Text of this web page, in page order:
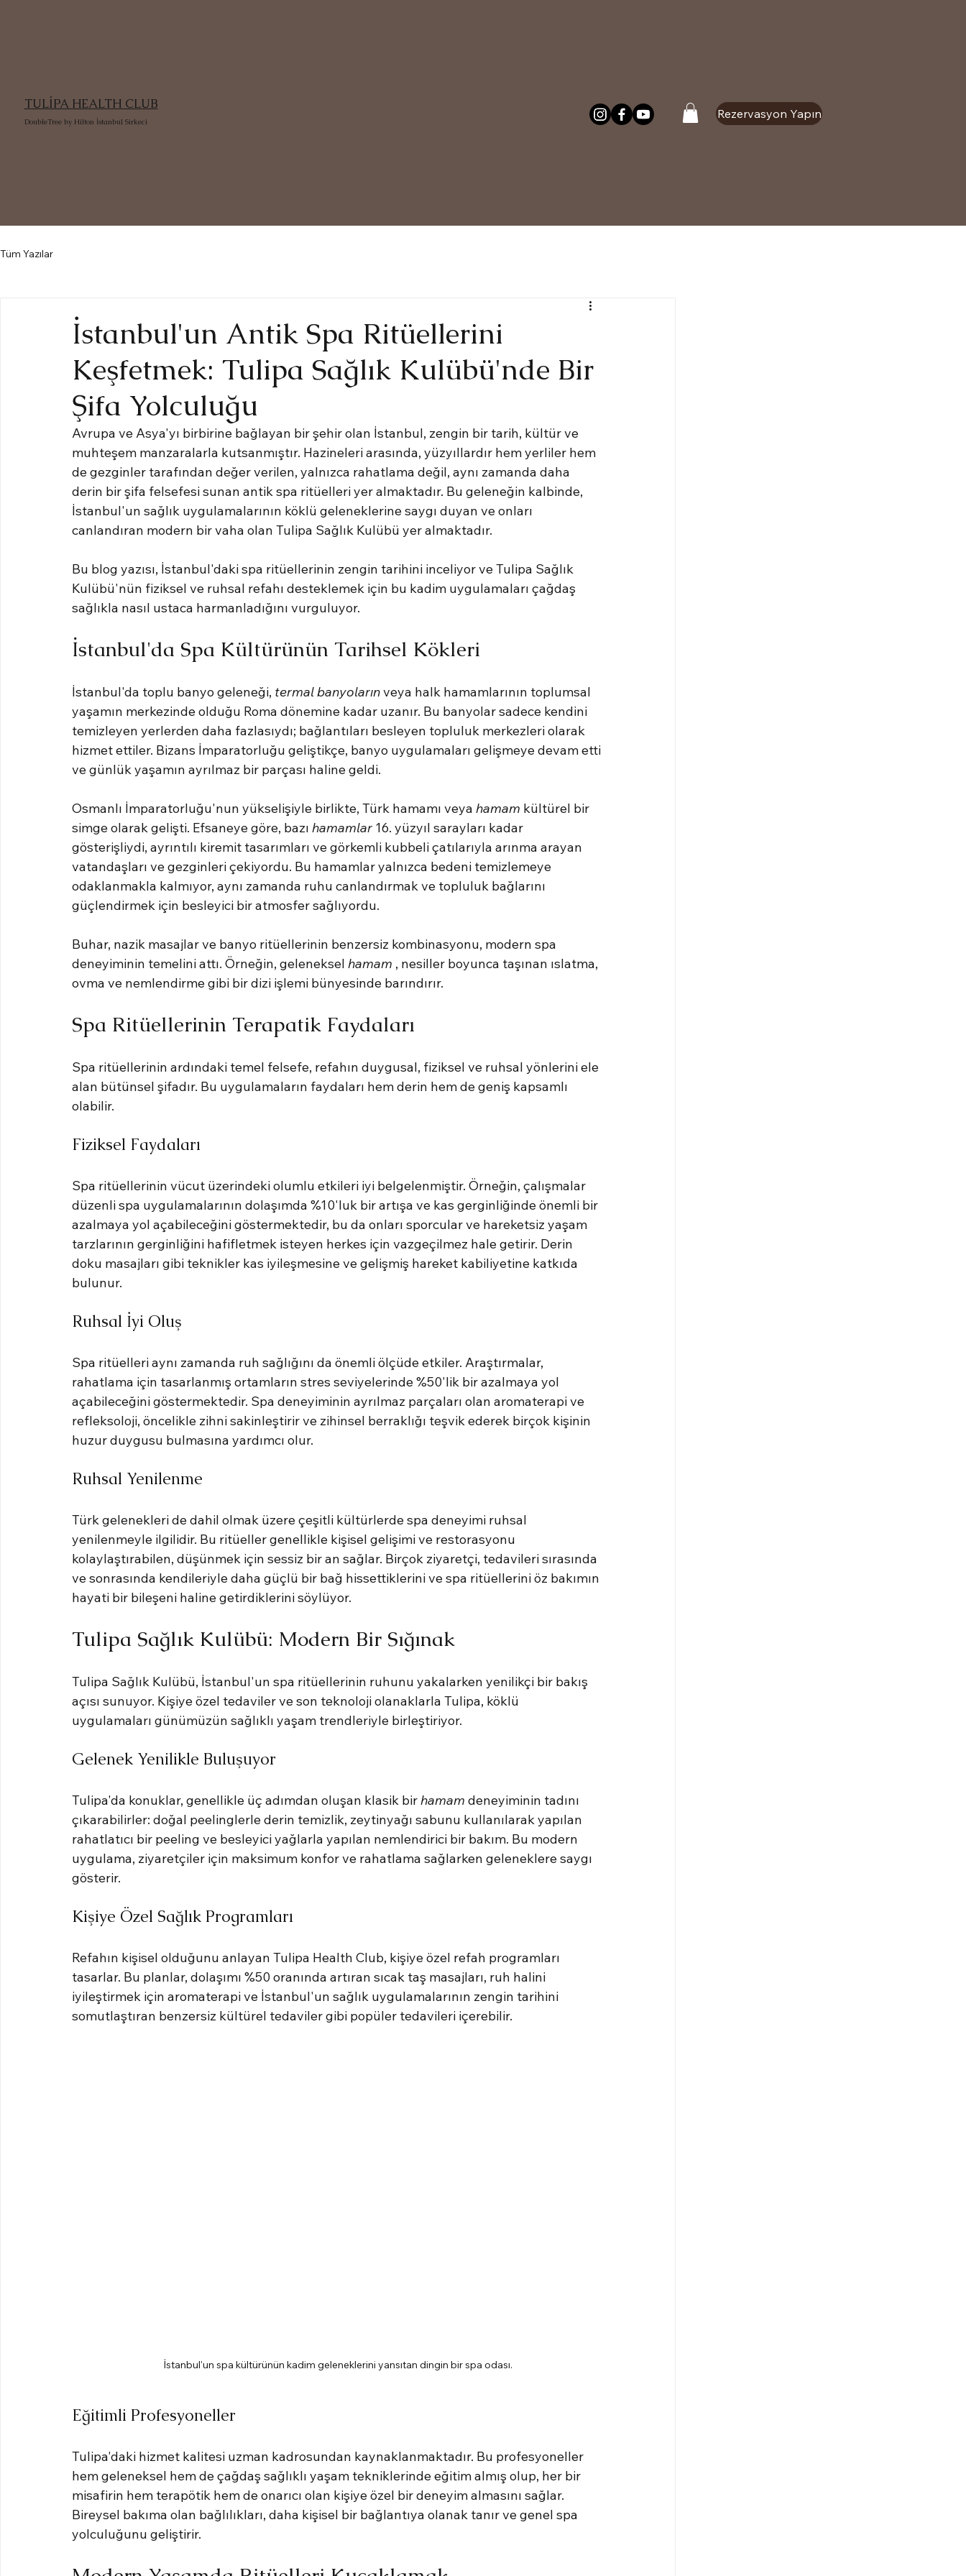
TULİPA HEALTH CLUB
DoubleTree by Hilton İstanbul Sirkeci
Rezervasyon Yapın
Tüm Yazılar
İstanbul'un Antik Spa Ritüellerini
Keşfetmek: Tulipa Sağlık Kulübü'nde Bir
Şifa Yolculuğu
Avrupa ve Asya'yı birbirine bağlayan bir şehir olan İstanbul, zengin bir tarih, kültür ve
muhteşem manzaralarla kutsanmıştır. Hazineleri arasında, yüzyıllardır hem yerliler hem
de gezginler tarafından değer verilen, yalnızca rahatlama değil, aynı zamanda daha
derin bir şifa felsefesi sunan antik spa ritüelleri yer almaktadır. Bu geleneğin kalbinde,
İstanbul'un sağlık uygulamalarının köklü geleneklerine saygı duyan ve onları
canlandıran modern bir vaha olan Tulipa Sağlık Kulübü yer almaktadır.
Bu blog yazısı, İstanbul'daki spa ritüellerinin zengin tarihini inceliyor ve Tulipa Sağlık
Kulübü'nün fiziksel ve ruhsal refahı desteklemek için bu kadim uygulamaları çağdaş
sağlıkla nasıl ustaca harmanladığını vurguluyor.
İstanbul'da Spa Kültürünün Tarihsel Kökleri
İstanbul'da toplu banyo geleneği, termal banyoların veya halk hamamlarının toplumsal
yaşamın merkezinde olduğu Roma dönemine kadar uzanır. Bu banyolar sadece kendini
temizleyen yerlerden daha fazlasıydı; bağlantıları besleyen topluluk merkezleri olarak
hizmet ettiler. Bizans İmparatorluğu geliştikçe, banyo uygulamaları gelişmeye devam etti
ve günlük yaşamın ayrılmaz bir parçası haline geldi.
Osmanlı İmparatorluğu'nun yükselişiyle birlikte, Türk hamamı veya hamam kültürel bir
simge olarak gelişti. Efsaneye göre, bazı hamamlar 16. yüzyıl sarayları kadar
gösterişliydi, ayrıntılı kiremit tasarımları ve görkemli kubbeli çatılarıyla arınma arayan
vatandaşları ve gezginleri çekiyordu. Bu hamamlar yalnızca bedeni temizlemeye
odaklanmakla kalmıyor, aynı zamanda ruhu canlandırmak ve topluluk bağlarını
güçlendirmek için besleyici bir atmosfer sağlıyordu.
Buhar, nazik masajlar ve banyo ritüellerinin benzersiz kombinasyonu, modern spa
deneyiminin temelini attı. Örneğin, geleneksel hamam , nesiller boyunca taşınan ıslatma,
ovma ve nemlendirme gibi bir dizi işlemi bünyesinde barındırır.
Spa Ritüellerinin Terapatik Faydaları
Spa ritüellerinin ardındaki temel felsefe, refahın duygusal, fiziksel ve ruhsal yönlerini ele
alan bütünsel şifadır. Bu uygulamaların faydaları hem derin hem de geniş kapsamlı
olabilir.
Fiziksel Faydaları
Spa ritüellerinin vücut üzerindeki olumlu etkileri iyi belgelenmiştir. Örneğin, çalışmalar
düzenli spa uygulamalarının dolaşımda %10'luk bir artışa ve kas gerginliğinde önemli bir
azalmaya yol açabileceğini göstermektedir, bu da onları sporcular ve hareketsiz yaşam
tarzlarının gerginliğini hafifletmek isteyen herkes için vazgeçilmez hale getirir. Derin
doku masajları gibi teknikler kas iyileşmesine ve gelişmiş hareket kabiliyetine katkıda
bulunur.
Ruhsal İyi Oluş
Spa ritüelleri aynı zamanda ruh sağlığını da önemli ölçüde etkiler. Araştırmalar,
rahatlama için tasarlanmış ortamların stres seviyelerinde %50'lik bir azalmaya yol
açabileceğini göstermektedir. Spa deneyiminin ayrılmaz parçaları olan aromaterapi ve
refleksoloji, öncelikle zihni sakinleştirir ve zihinsel berraklığı teşvik ederek birçok kişinin
huzur duygusu bulmasına yardımcı olur.
Ruhsal Yenilenme
Türk gelenekleri de dahil olmak üzere çeşitli kültürlerde spa deneyimi ruhsal
yenilenmeyle ilgilidir. Bu ritüeller genellikle kişisel gelişimi ve restorasyonu
kolaylaştırabilen, düşünmek için sessiz bir an sağlar. Birçok ziyaretçi, tedavileri sırasında
ve sonrasında kendileriyle daha güçlü bir bağ hissettiklerini ve spa ritüellerini öz bakımın
hayati bir bileşeni haline getirdiklerini söylüyor.
Tulipa Sağlık Kulübü: Modern Bir Sığınak
Tulipa Sağlık Kulübü, İstanbul'un spa ritüellerinin ruhunu yakalarken yenilikçi bir bakış
açısı sunuyor. Kişiye özel tedaviler ve son teknoloji olanaklarla Tulipa, köklü
uygulamaları günümüzün sağlıklı yaşam trendleriyle birleştiriyor.
Gelenek Yenilikle Buluşuyor
Tulipa'da konuklar, genellikle üç adımdan oluşan klasik bir hamam deneyiminin tadını
çıkarabilirler: doğal peelinglerle derin temizlik, zeytinyağı sabunu kullanılarak yapılan
rahatlatıcı bir peeling ve besleyici yağlarla yapılan nemlendirici bir bakım. Bu modern
uygulama, ziyaretçiler için maksimum konfor ve rahatlama sağlarken geleneklere saygı
gösterir.
Kişiye Özel Sağlık Programları
Refahın kişisel olduğunu anlayan Tulipa Health Club, kişiye özel refah programları
tasarlar. Bu planlar, dolaşımı %50 oranında artıran sıcak taş masajları, ruh halini
iyileştirmek için aromaterapi ve İstanbul'un sağlık uygulamalarının zengin tarihini
somutlaştıran benzersiz kültürel tedaviler gibi popüler tedavileri içerebilir.
İstanbul'un spa kültürünün kadim geleneklerini yansıtan dingin bir spa odası.
Eğitimli Profesyoneller
Tulipa'daki hizmet kalitesi uzman kadrosundan kaynaklanmaktadır. Bu profesyoneller
hem geleneksel hem de çağdaş sağlıklı yaşam tekniklerinde eğitim almış olup, her bir
misafirin hem terapötik hem de onarıcı olan kişiye özel bir deneyim almasını sağlar.
Bireysel bakıma olan bağlılıkları, daha kişisel bir bağlantıya olanak tanır ve genel spa
yolculuğunu geliştirir.